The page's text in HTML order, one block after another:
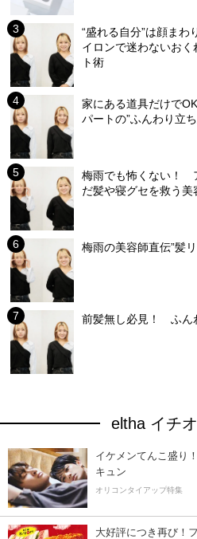
“盛れる自分”は顔ま
イロンで迷わないお
ト術
家にある道具だけで
パートの”ふんわり立
梅雨でも怖くない！
だ髪や寝グセを救う
梅雨の美容師直伝”髪
前髪無し必見！ ふん
eltha イチ
イケメンてんこ盛り
キュン
オリコンタイアップ特集
大好評につき再び！